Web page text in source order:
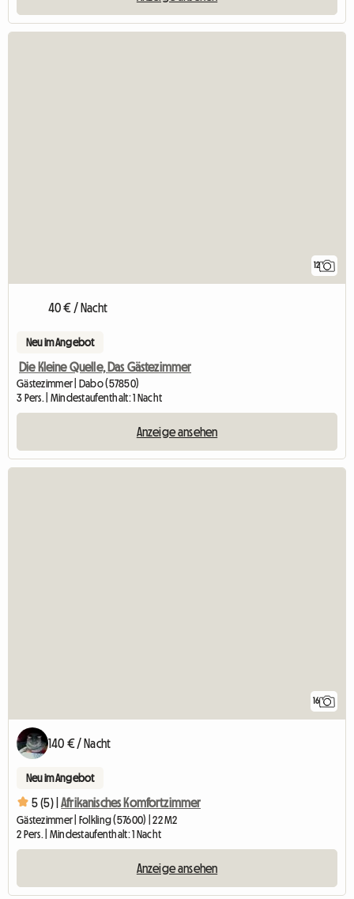
12
40 € / Nacht
Neu im Angebot
Die Kleine Quelle, Das Gästezimmer
Gästezimmer | Dabo (57850)
3 Pers. | Mindestaufenthalt: 1 Nacht
Anzeige ansehen
16
140 € / Nacht
Neu im Angebot
5 (5) | Afrikanisches Komfortzimmer
Gästezimmer | Folkling (57600) | 22 M2
2 Pers. | Mindestaufenthalt: 1 Nacht
Anzeige ansehen